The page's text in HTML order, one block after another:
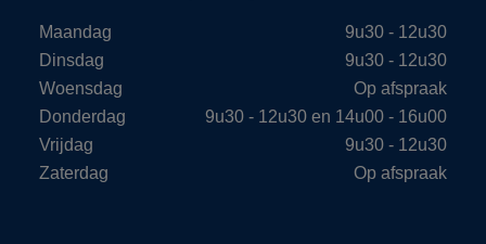
Maandag
9u30 - 12u30
Dinsdag
9u30 - 12u30
Woensdag
Op afspraak
Donderdag
9u30 - 12u30 en 14u00 - 16u00
Vrijdag
9u30 - 12u30
Zaterdag
Op afspraak